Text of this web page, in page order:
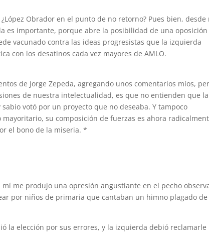
Obrador en el punto de no retorno? Pues bien, desde
es importante, porque abre la posibilidad de una oposición
vacunado contra las ideas progresistas que la izquierda
con los desatinos cada vez mayores de AMLO.
de Jorge Zepeda, agregando unos comentarios míos,
de nuestra intelectualidad, es que no entienden que la
votó por un proyecto que no deseaba. Y tampoco
su composición de fuerzas es ahora
el bono de la miseria. *
mí me produjo una opresión angustiante en el pecho
por niños de primaria que cantaban un himno plagado de
la elección por sus errores, y la izquierda debió reclamarle